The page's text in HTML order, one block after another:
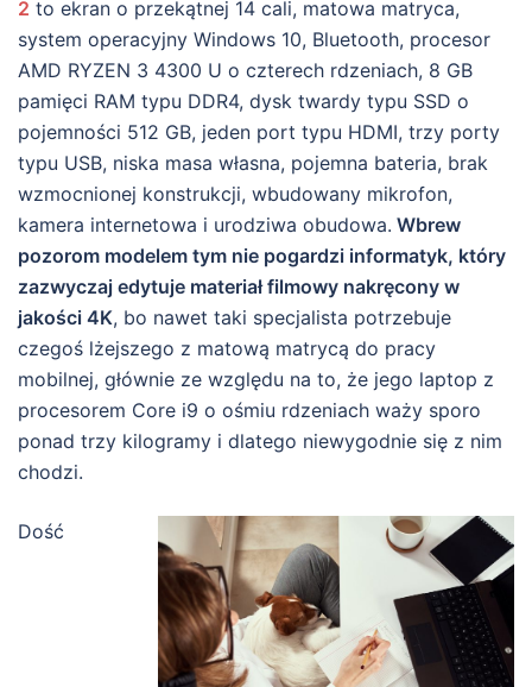
2 to ekran o przekątnej 14 cali, matowa matryca,
system operacyjny Windows 10, Bluetooth, procesor
AMD RYZEN 3 4300 U o czterech rdzeniach, 8 GB
pamięci RAM typu DDR4, dysk twardy typu SSD o
pojemności 512 GB, jeden port typu HDMI, trzy porty
typu USB, niska masa własna, pojemna bateria, brak
wzmocnionej konstrukcji, wbudowany mikrofon,
kamera internetowa i urodziwa obudowa. Wbrew
pozorom modelem tym nie pogardzi informatyk, który
zazwyczaj edytuje materiał filmowy nakręcony w
jakości 4K, bo nawet taki specjalista potrzebuje
czegoś lżejszego z matową matrycą do pracy
mobilnej, głównie ze względu na to, że jego laptop z
procesorem Core i9 o ośmiu rdzeniach waży sporo
ponad trzy kilogramy i dlatego niewygodnie się z nim
chodzi.
Dość